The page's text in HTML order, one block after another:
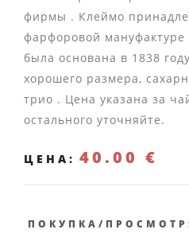
фирмы . Клеймо
фарфоровой
была основана в 1838
хорошего размера,
трио . Цена указана за
остального уточняйте.
ЦЕНА: 40.00 €
ПОКУПКА/